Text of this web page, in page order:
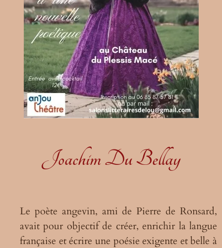
Joachim Du Bellay
Le poète angevin, ami de Pierre de Ronsard,
avait pour objectif de créer, enrichir la langue
française et écrire une poésie exigente et belle à